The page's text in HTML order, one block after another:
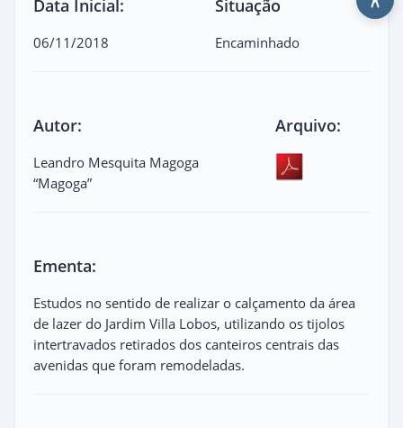
Data Inicial:
06/11/2018
Situação
Encaminhado
Autor:
Leandro Mesquita Magoga
“Magoga”
Arquivo:
Ementa:
Estudos no sentido de realizar o calçamento da área
de lazer do Jardim Villa Lobos, utilizando os tijolos
intertravados retirados dos canteiros centrais das
avenidas que foram remodeladas.